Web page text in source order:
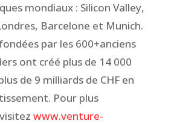
mondiaux : Silicon Valley,
Barcelone et Munich.
par les 600+anciens
ont créé plus de 14 000
de 9 milliards de CHF en
Pour plus
www.venture-